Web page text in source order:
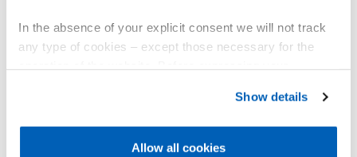
In the absence of your explicit consent we will not track
any type of cookies – except those necessary for the
Gefran - Cookie
policy.
Show details
Allow all cookies